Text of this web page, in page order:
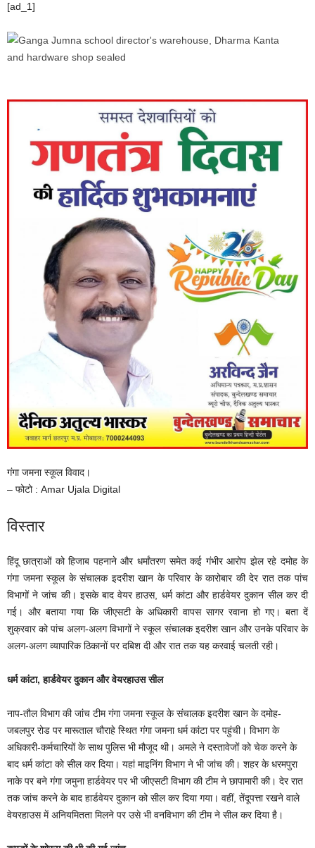
[ad_1]
गंगा जमना स्कूल विवाद।
– फोटो : Amar Ujala Digital
विस्तार
हिंदू छात्राओं को हिजाब पहनाने और धर्मांतरण समेत कई गंभीर आरोप झेल रहे दमोह के
गंगा जमना स्कूल के संचालक इदरीश खान के परिवार के कारोबार की देर रात तक पांच
विभागों ने जांच की। इसके बाद वेयर हाउस, धर्म कांटा और हार्डवेयर दुकान सील कर दी
गई। और बताया गया कि जीएसटी के अधिकारी वापस सागर रवाना हो गए। बता दें
शुक्रवार को पांच अलग-अलग विभागों ने स्कूल संचालक इदरीश खान और उनके परिवार के
अलग-अलग व्यापारिक ठिकानों पर दबिश दी और रात तक यह करवाई चलती रही।
धर्म कांटा, हार्डवेयर दुकान और वेयरहाउस सील
नाप-तौल विभाग की जांच टीम गंगा जमना स्कूल के संचालक इदरीश खान के दमोह-
जबलपुर रोड पर मारूताल चौराहे स्थित गंगा जमना धर्म कांटा पर पहुंची। विभाग के
अधिकारी-कर्मचारियों के साथ पुलिस भी मौजूद थी। अमले ने दस्तावेजों को चेक करने के
बाद धर्म कांटा को सील कर दिया। यहां माइनिंग विभाग ने भी जांच की। शहर के धरमपुरा
नाके पर बने गंगा जमुना हार्डवेयर पर भी जीएसटी विभाग की टीम ने छापामारी की। देर रात
तक जांच करने के बाद हार्डवेयर दुकान को सील कर दिया गया। वहीं, तेंदूपत्ता रखने वाले
वेयरहाउस में अनियमितता मिलने पर उसे भी वनविभाग की टीम ने सील कर दिया है।